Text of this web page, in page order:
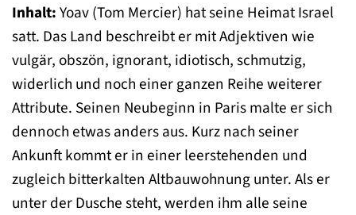
Inhalt:Yoav (Tom Mercier) hat seine Heimat Israel
satt. Das Land beschreibt er mit Adjektiven wie
vulgär, obszön, ignorant, idiotisch, schmutzig,
widerlich und noch einer ganzen Reihe weiterer
Attribute. Seinen Neubeginn in Paris malte er sich
dennoch etwas anders aus. Kurz nach seiner
Ankunft kommt er in einer leerstehenden und
zugleich bitterkalten Altbauwohnung unter. Als er
unter der Dusche steht, werden ihm alle seine